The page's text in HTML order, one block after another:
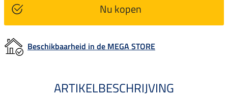
Nu kopen
Beschikbaarheid in de MEGA STORE
ARTIKELBESCHRIJVING